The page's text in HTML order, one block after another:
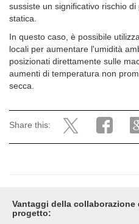
sussiste un significativo rischio
statica.
In questo caso, è possibile
locali per aumentare l'umidità
posizionati direttamente sulle
aumenti di temperatura non
secca.
Share this:
Vantaggi della collaborazione
progetto: